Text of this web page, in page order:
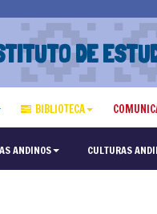
DE
BIBLIOTECA
ANDINOS CULTURAS